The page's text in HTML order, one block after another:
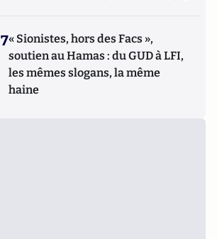
7« Sionistes, hors des Facs »,
soutien au Hamas : du GUD à LFI,
les mêmes slogans, la même
haine